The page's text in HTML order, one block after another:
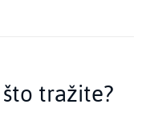
tražite?